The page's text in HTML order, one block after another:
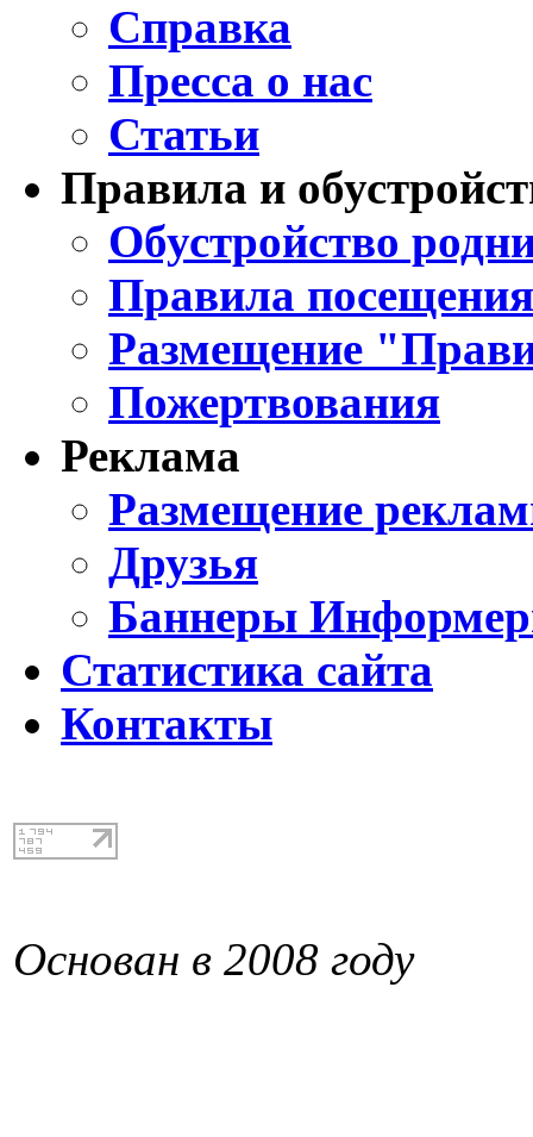
Справка
Пресса о нас
Статьи
Правила и
Обустройство
Правила
Размещение
Пожертвования
Реклама
Размещение
Друзья
Баннеры
Статистика сайта
Контакты
Основан в 2008 году